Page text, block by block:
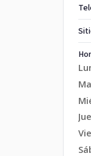
Jue
Vie